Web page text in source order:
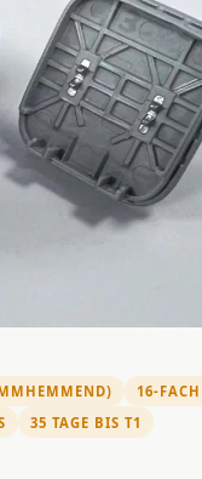
16-FACH
35 TAGE BIS T1